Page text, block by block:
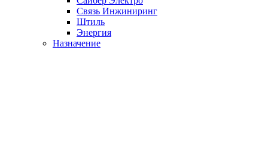
Связь Инжиниринг
Штиль
Энергия
Назначение